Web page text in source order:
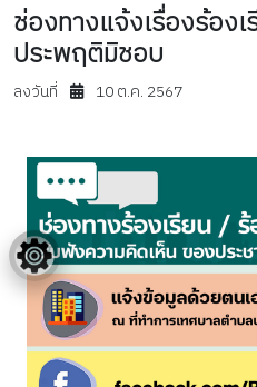
ช่องทางแจ้งเรื่องร้อง
ประพฤติมิชอบ
ลงวันที่ 10 ต.ค. 2567